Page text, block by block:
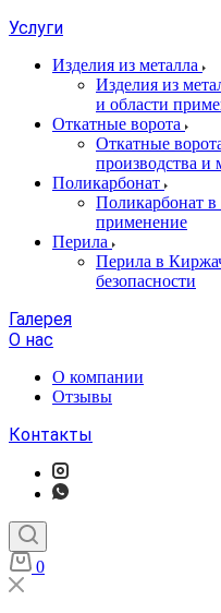
Услуги
Изделия из металла
Изделия из
и области
Откатные ворота
Откатные
производства и
Поликарбонат
Поликарбонат
применение
Перила
Перила в
безопасности
Галерея
О нас
О компании
Отзывы
Контакты
0